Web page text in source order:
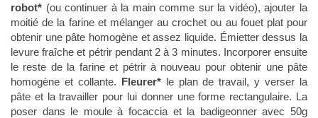
robot* (ou continuer à la main comme sur la vidéo), ajouter la
moitié de la farine et mélanger au crochet ou au fouet plat pour
obtenir une pâte homogène et assez liquide. Émietter dessus la
levure fraîche et pétrir pendant 2 à 3 minutes. Incorporer ensuite
le reste de la farine et pétrir à nouveau pour obtenir une pâte
homogène et collante. Fleurer*le plan de travail, y verser la
pâte et la travailler pour lui donner une forme rectangulaire. La
poser dans le moule à focaccia et la badigeonner avec 50g